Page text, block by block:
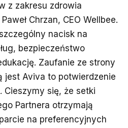
z zakresu zdrowia
Chrzan, CEO Wellbee.
nacisk na
bezpieczeństwo
Zaufanie ze strony
jest Aviva to potwierdzenie
Cieszymy się, że setki
Partnera otrzymają
na preferencyjnych